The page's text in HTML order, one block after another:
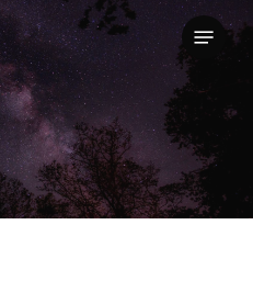
Menu